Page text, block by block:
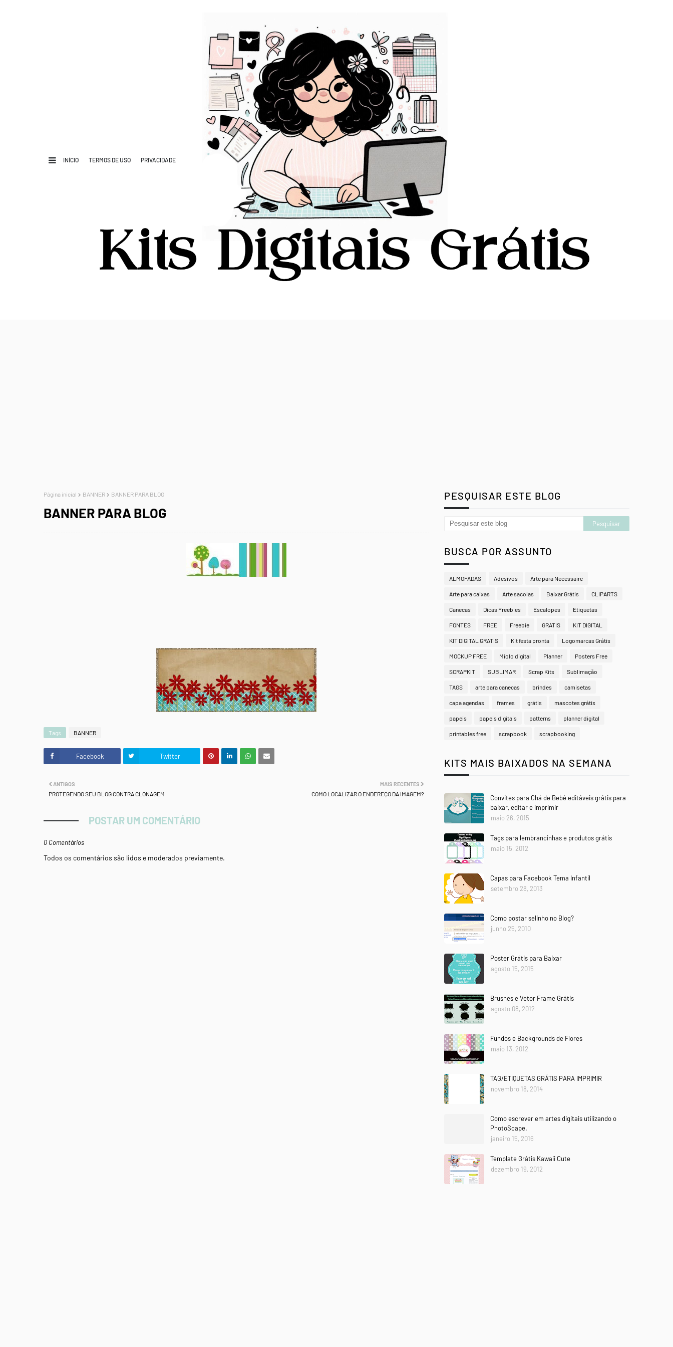
INÍCIO TERMOS DE USO PRIVACIDADE
Página inicial BANNER BANNER PARA BLOG
BANNER PARA BLOG
Tags BANNER
Facebook Twitter
MAIS RECENTES
COMO LOCALIZAR O ENDEREÇO DA IMAGEM?
ANTIGOS
PROTEGENDO SEU BLOG CONTRA CLONAGEM
POSTAR UM COMENTÁRIO
0 Comentários
Todos os comentários são lidos e moderados previamente.
PESQUISAR ESTE BLOG
BUSCA POR ASSUNTO
ALMOFADAS Adesivos Arte para Necessaire
Arte para caixas Arte sacolas Baixar Grátis CLIPARTS
Canecas Dicas Freebies Escalopes Etiquetas
FONTES FREE Freebie GRATIS KIT DIGITAL
KIT DIGITAL GRATIS Kit festa pronta Logomarcas Grátis
MOCKUP FREE Miolo digital Planner Posters Free
SCRAPKIT SUBLIMAR Scrap Kits Sublimação
TAGS arte para canecas brindes camisetas
capa agendas frames grátis mascotes grátis
papeis papeis digitais patterns planner digital
printables free scrapbook scrapbooking
KITS MAIS BAIXADOS NA SEMANA
Convites para Chá de Bebê editáveis grátis para
baixar, editar e imprimir
maio 26, 2015
Tags para lembrancinhas e produtos grátis
maio 15, 2012
Capas para Facebook Tema Infantil
setembro 28, 2013
Como postar selinho no Blog?
junho 25, 2010
Poster Grátis para Baixar
agosto 15, 2015
Brushes e Vetor Frame Grátis
agosto 08, 2012
Fundos e Backgrounds de Flores
maio 13, 2012
TAG/ETIQUETAS GRÁTIS PARA IMPRIMIR
novembro 18, 2014
Como escrever em artes digitais utilizando o
PhotoScape.
janeiro 15, 2016
Template Grátis Kawaii Cute
dezembro 19, 2012